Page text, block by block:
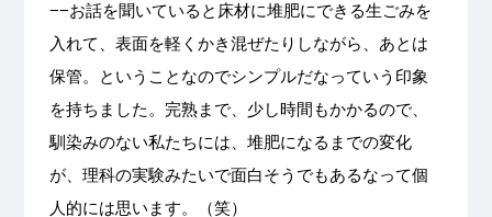
−−お話を聞いていると床材に堆肥にできる生ごみを
入れて、表面を軽くかき混ぜたりしながら、あとは
保管。ということなのでシンプルだなっていう印象
を持ちました。完熟まで、少し時間もかかるので、
馴染みのない私たちには、堆肥になるまでの変化
が、理科の実験みたいで面白そうでもあるなって個
人的には思います。（笑）